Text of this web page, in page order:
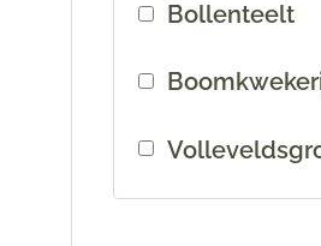
Bollenteelt